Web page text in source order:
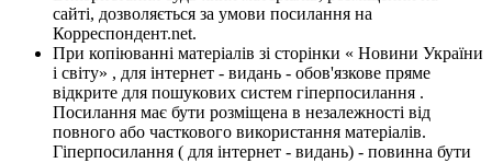
сайті, дозволяється за умови посилання на
Корреспондент.net.
При копіюванні матеріалів зі сторінки « Новини України
і світу» , для інтернет - видань - обов'язкове пряме
відкрите для пошукових систем гіперпосилання .
Посилання має бути розміщена в незалежності від
повного або часткового використання матеріалів.
Гіперпосилання ( для інтернет - видань) - повинна бути